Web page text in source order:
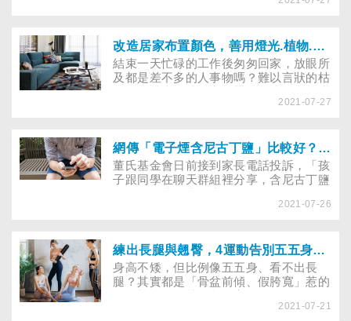
膚粗糙等困擾。不少人希望透過刷酸的方
讓皮膚更糟糕。市面上含酸的保養品千百
種，到底要怎麼選擇？如何使用才正確？
而口服A酸者不能搭配酸類保養品，又是
改造居家布置顏色，善用燈光.植物.收納療癒悶在家的心情
結束一天忙碌的工作後匆匆回家，放眼所
及都是差不多的人事物嗎？難以言狀的枯
畫、披毯、燈光、收納、增添綠色植物來
格來解決吧！
2021-07-27
網傳「電子煙含尼古丁鹽」比較好？ 醫師警告：更易上癮難戒除！
董氏基金會日前接到家長電話投訴，「孩
子跟同學在聊天群組裡分享，含尼古丁鹽
告，煙液中的尼古丁鹽濃度不斷被煙商加
《藥事法》規定，販賣含尼古丁鹽的電子
煙，可處7年以下有期徒刑，得併科新臺
幣5,000萬元以下罰金。
2021-07-26
練出長腿與翹臀，4運動告別五五身、骨盆前傾、假胯寬
身高不矮，但比例像五五身、看不出長
腿？其實都是「骨盆前傾、假胯寬」惹的
長腿，但因假胯寬，看起來有五五身及腿
2021-07-21